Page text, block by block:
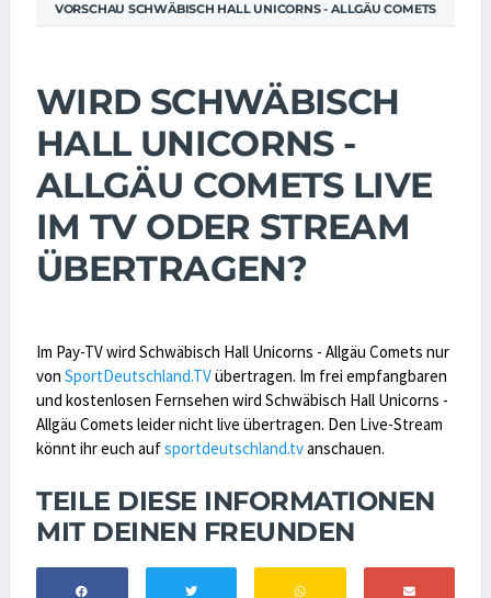
VORSCHAU SCHWÄBISCH HALL UNICORNS - ALLGÄU COMETS
WIRD SCHWÄBISCH
HALL UNICORNS -
ALLGÄU COMETS LIVE
IM TV ODER STREAM
ÜBERTRAGEN?
Im Pay-TV wird Schwäbisch Hall Unicorns - Allgäu Comets nur
von SportDeutschland.TVübertragen. Im frei empfangbaren
und kostenlosen Fernsehen wird Schwäbisch Hall Unicorns -
Allgäu Comets leider nicht live übertragen. Den Live-Stream
könnt ihr euch aufsportdeutschland.tvanschauen.
TEILE DIESE INFORMATIONEN
MIT DEINEN FREUNDEN